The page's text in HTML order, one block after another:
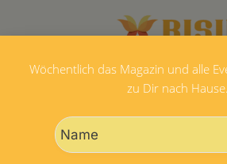
Diese Veranstaltung hat bereits
Wöchentlich das Magazin und alle
zu Dir nach Hause.